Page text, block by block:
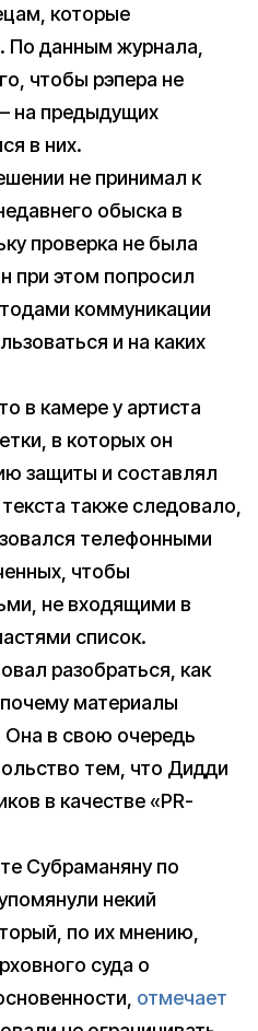
которые
По данным журнала,
чтобы рэпера не
на предыдущих
в них.
не принимал к
обыска в
проверка не была
при этом попросил
коммуникации
и на каких
в камере у артиста
в которых он
защиты и составлял
также следовало,
телефонными
чтобы
не входящими в
список.
разобраться, как
материалы
Она в свою очередь
тем, что Дидди
в качестве «PR-
Субраманяну по
некий
по их мнению,
суда о
отмечает